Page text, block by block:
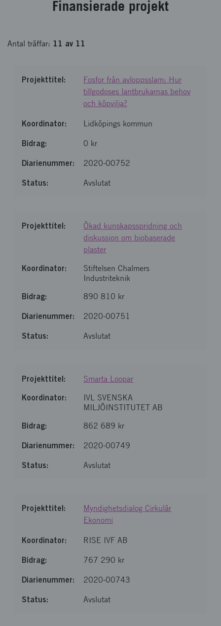
Finansierade projekt
Antal träffar: 11 av 11
Fosfor från avloppsslam: Hur
tillgodoses lantbrukarnas behov
och köpvilja?
Lidköpings kommun
0 kr
2020-00752
Avslutat
Ökad kunskapsspridning och
diskussion om biobaserade
plaster
Stiftelsen Chalmers
Industriteknik
890 810 kr
2020-00751
Avslutat
Smarta Loopar
IVL SVENSKA
MILJÖINSTITUTET AB
862 689 kr
2020-00749
Avslutat
Myndighetsdialog Cirkulär
Ekonomi
RISE IVF AB
767 290 kr
2020-00743
Avslutat